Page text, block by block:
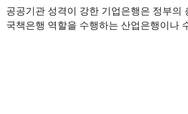
공공기관 성격이 강한 기업은행은 정부의
국책은행 역할을 수행하는 산업은행이나